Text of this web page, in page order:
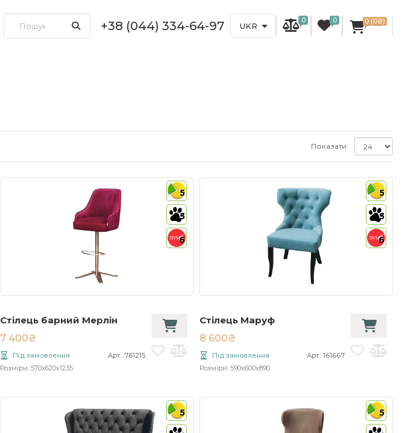
+38 (044) 334-64-97 UKR
0 0 0 (0₴)
Показати:
5
5
6
Стілець барний Мерлін
7 400₴
Арт.: 761215
Під замовлення
Розміри: 570x620x1235
5
5
6
Стілець Маруф
8 600₴
Арт.: 161667
Під замовлення
Розміри: 590x600x890
5 5